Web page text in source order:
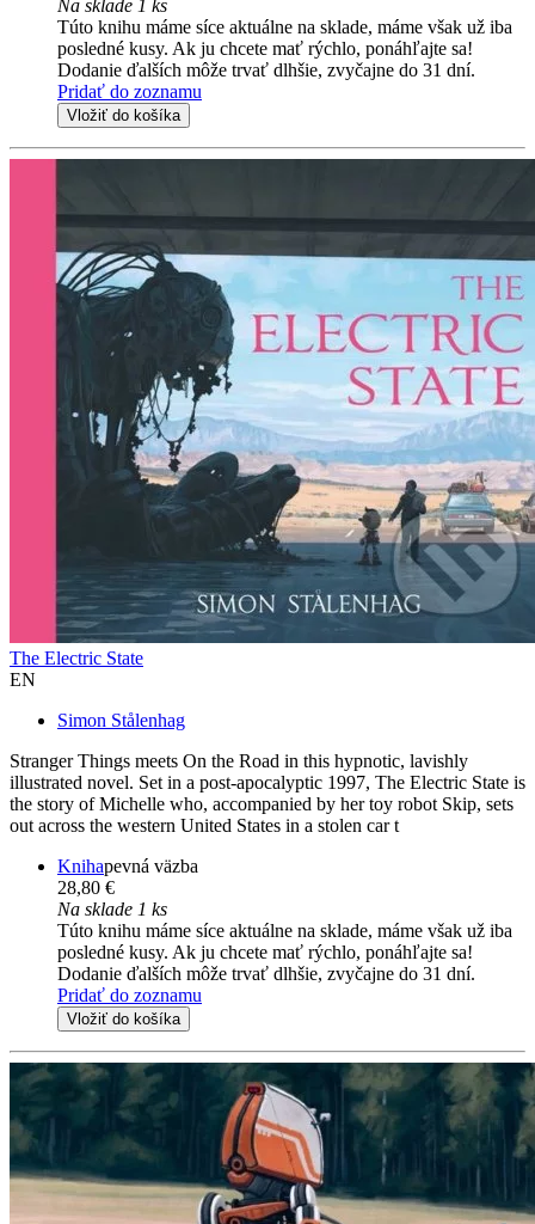
Na sklade 1 ks
Túto knihu máme síce aktuálne na sklade, máme však už iba
posledné kusy. Ak ju chcete mať rýchlo, ponáhľajte sa!
Dodanie ďalších môže trvať dlhšie, zvyčajne do 31 dní.
Pridať do zoznamu
Vložiť do košíka
The Electric State
EN
Simon Stålenhag
Stranger Things meets On the Road in this hypnotic, lavishly
illustrated novel. Set in a post-apocalyptic 1997, The Electric State is
the story of Michelle who, accompanied by her toy robot Skip, sets
out across the western United States in a stolen car t
Knihapevná väzba
28,80 €
Na sklade 1 ks
Túto knihu máme síce aktuálne na sklade, máme však už iba
posledné kusy. Ak ju chcete mať rýchlo, ponáhľajte sa!
Dodanie ďalších môže trvať dlhšie, zvyčajne do 31 dní.
Pridať do zoznamu
Vložiť do košíka